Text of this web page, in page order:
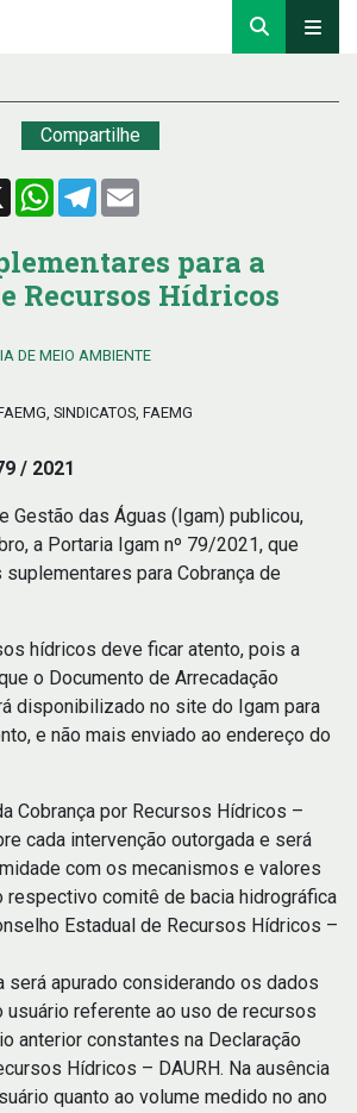
Compartilhe
X WhatsApp
Telegram
para a
Recursos Hídricos
DE MEIO AMBIENTE
SINDICATOS, FAEMG
/ 2021
Gestão das Águas (Igam) publicou,
a Portaria Igam nº 79/2021, que
para Cobrança de
hídricos deve ficar atento, pois a
o Documento de Arrecadação
disponibilizado no site do Igam para
e não mais enviado ao endereço do
Cobrança por Recursos Hídricos –
cada intervenção outorgada e será
com os mecanismos e valores
comitê de bacia hidrográfica
Estadual de Recursos Hídricos –
será apurado considerando os dados
usuário referente ao uso de recursos
anterior constantes na Declaração
Hídricos – DAURH. Na ausência
quanto ao volume medido no ano